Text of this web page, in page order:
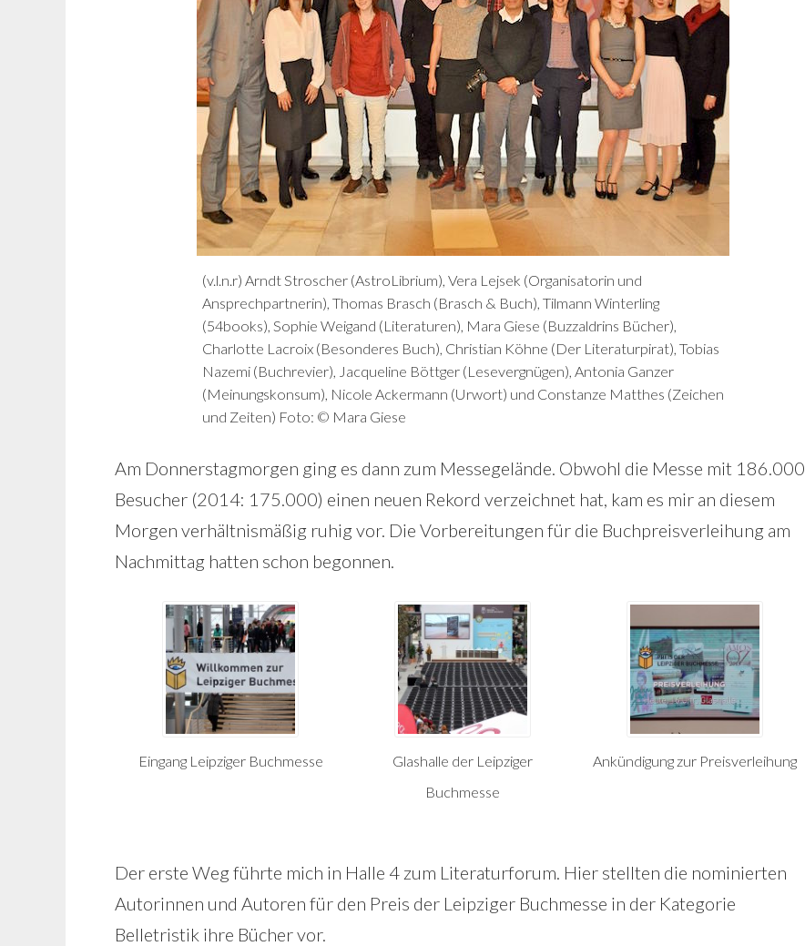
(v.l.n.r) Arndt Stroscher (AstroLibrium), Vera Lejsek (Organisatorin und
Ansprechpartnerin), Thomas Brasch (Brasch & Buch), Tilmann Winterling
(54books), Sophie Weigand (Literaturen), Mara Giese (Buzzaldrins Bücher),
Charlotte Lacroix (Besonderes Buch), Christian Köhne (Der Literaturpirat), Tobias
Nazemi (Buchrevier), Jacqueline Böttger (Lesevergnügen), Antonia Ganzer
(Meinungskonsum), Nicole Ackermann (Urwort) und Constanze Matthes (Zeichen
und Zeiten) Foto: © Mara Giese
Am Donnerstagmorgen ging es dann zum Messegelände. Obwohl die Messe mit 186.000
Besucher (2014: 175.000) einen neuen Rekord verzeichnet hat, kam es mir an diesem
Morgen verhältnismäßig ruhig vor. Die Vorbereitungen für die Buchpreisverleihung am
Nachmittag hatten schon begonnen.
Eingang Leipziger Buchmesse
Glashalle der Leipziger
Buchmesse
Ankündigung zur Preisverleihung
Der erste Weg führte mich in Halle 4 zum Literaturforum. Hier stellten die nominierten
Autorinnen und Autoren für den Preis der Leipziger Buchmesse in der Kategorie
Belletristik ihre Bücher vor.